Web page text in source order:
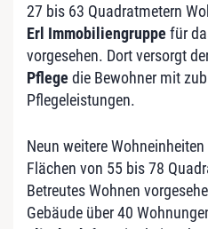
27 bis 63 Quadratmetern
Erl Immobiliengruppe für
vorgesehen. Dort versorgt
Pflege die Bewohner mit
Pflegeleistungen.
Neun weitere
Flächen von 55 bis 78
Betreutes Wohnen
Gebäude über 40